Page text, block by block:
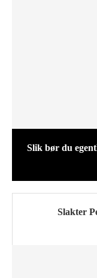
Slik bør du
Slakter